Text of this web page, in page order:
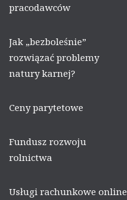
pracodawców
Jak „bezboleśnie”
rozwiązać problemy
natury karnej?
Ceny parytetowe
Fundusz rozwoju
rolnictwa
Usługi rachunkowe online